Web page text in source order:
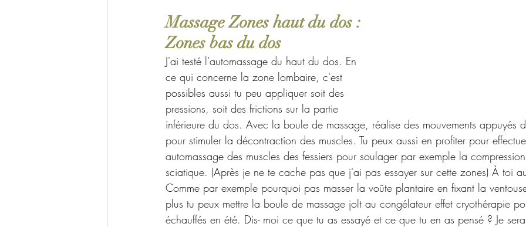
Massage Zones haut du dos :
Zones bas du dos
J'ai testé l’automassage du haut du dos. En
ce qui concerne la zone lombaire, c'est
possibles aussi tu peu appliquer soit des
pressions, soit des frictions sur la partie
inférieure du dos. Avec la boule de massage, réalise des mouvements appuyés
pour stimuler la décontraction des muscles. Tu peux aussi en profiter pour
automassage des muscles des fessiers pour soulager par exemple la
sciatique. (Après je ne te cache pas que j'ai pas essayer sur cette zones) À toi
Comme par exemple pourquoi pas masser la voûte plantaire en fixant la
plus tu peux mettre la boule de massage jolt au congélateur effet cryothérapie
échauffés en été. Dis- moi ce que tu as essayé et ce que tu en as pensé ? Je